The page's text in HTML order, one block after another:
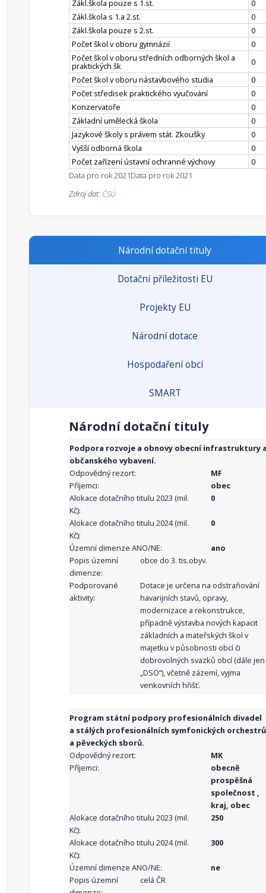
Zákl.škola pouze s 1.st.
0
Zákl.škola s 1.a 2.st.
0
Zákl.škola pouze s 2.st.
0
Počet škol v oboru gymnázií
0
Počet škol v oboru středních odborných škol a
praktických šk
0
Počet škol v oboru nástavbového studia
0
Počet středisek praktického vyučování
0
Konzervatoře
0
Základní umělecká škola
0
Jazykové školy s právem stát. Zkoušky
0
Vyšší odborná škola
0
Počet zařízení ústavní ochranné výchovy
0
Data pro rok 2021Data pro rok 2021
Zdroj dat: ČSÚ
Národní dotační tituly
Dotační příležitosti EU
Projekty EU
Národní dotace
Hospodaření obcí
SMART
Národní dotační tituly
Podpora rozvoje a obnovy obecní infrastruktury
občanského vybavení.
Odpovědný rezort:
MF
Příjemci:
obec
Alokace dotačního titulu 2023 (mil.
Kč):
0
Alokace dotačního titulu 2024 (mil.
Kč):
0
Územní dimenze ANO/NE:
ano
Popis územní
dimenze:
obce do 3. tis.obyv.
Podporované
aktivity:
Dotace je určena na odstraňování
havarijních stavů, opravy,
modernizace a rekonstrukce,
případně výstavba nových kapacit
základních a mateřských škol v
majetku v působnosti obcí či
dobrovolných svazků obcí (dále jen
„DSO“), včetně zázemí, vyjma
venkovních hřišť.
Program státní podpory profesionálních divadel
a stálých profesionálních symfonických orchestrů
a pěveckých sborů.
Odpovědný rezort:
MK
Příjemci:
obecně
prospěšná
společnost ,
kraj, obec
Alokace dotačního titulu 2023 (mil.
Kč):
250
Alokace dotačního titulu 2024 (mil.
Kč):
300
Územní dimenze ANO/NE:
ne
Popis územní
celá ČR